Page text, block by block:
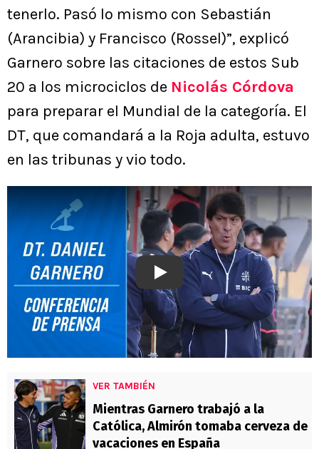
tenerlo. Pasó lo mismo con Sebastián
(Arancibia) y Francisco (Rossel)”, explicó
Garnero sobre las citaciones de estos Sub
20 a los microciclos de Nicolás Córdova
para preparar el Mundial de la categoría. El
DT, que comandará a la Roja adulta, estuvo
en las tribunas y vio todo.
Play
VER TAMBIÉN
Mientras Garnero trabajó a la
Católica, Almirón tomaba cerveza de
vacaciones en España